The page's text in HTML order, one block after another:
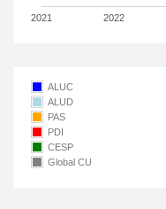
2021 2022
ALUC
ALUD
PAS
PDI
CESP
Global CU